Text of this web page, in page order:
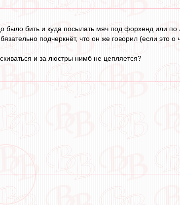
было бить и куда посылать мяч под форхенд или
подчеркнёт, что он же говорил (если это
и за люстры нимб не цепляется?